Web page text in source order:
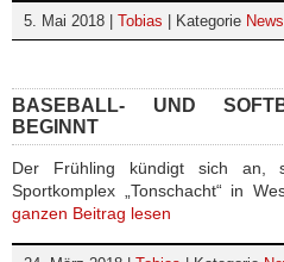
5. Mai 2018 | Tobias | Kategorie News
BASEBALL- UND
BEGINNT
Der Frühling kündigt sich an,
Sportkomplex „Tonschacht“ in
ganzen Beitrag lesen